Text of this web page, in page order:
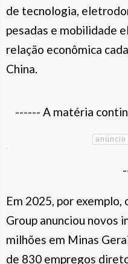
de tecnologia,
pesadas e mobilidade
relação econômica
China.
------ A matéria
Em 2025, por exemplo,
Group anunciou novos
milhões em Minas
de 830 empregos